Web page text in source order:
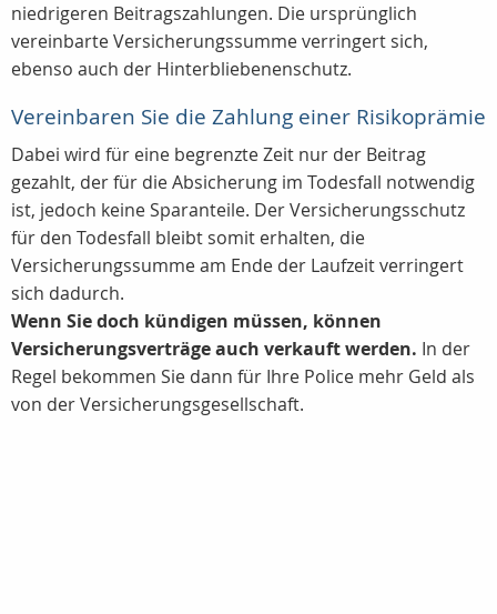
niedrigeren Beitragszahlungen. Die ursprünglich
vereinbarte Versicherungssumme verringert sich,
ebenso auch der Hinterbliebenenschutz.
Vereinbaren Sie die Zahlung einer Risikoprämie
Dabei wird für eine begrenzte Zeit nur der Beitrag
gezahlt, der für die Absicherung im Todesfall notwendig
ist, jedoch keine Sparanteile. Der Versicherungsschutz
für den Todesfall bleibt somit erhalten, die
Versicherungssumme am Ende der Laufzeit verringert
sich dadurch.
Wenn Sie doch kündigen müssen, können
Versicherungsverträge auch verkauft werden. In der
Regel bekommen Sie dann für Ihre Police mehr Geld als
von der Versicherungsgesellschaft.